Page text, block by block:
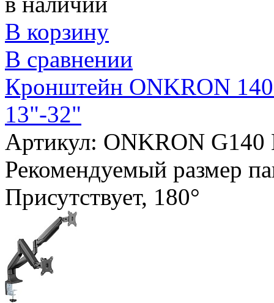
В корзину
В сравнении
Кронштейн ONKRON
13"-32"
Артикул: ONKRON
Рекомендуемый размер
Присутствует, 180°